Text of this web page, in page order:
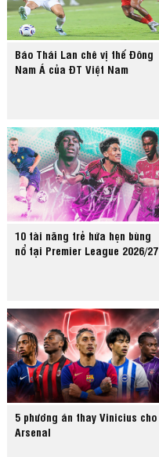
Báo Thái Lan chê vị thế Đông
Nam Á của ĐT Việt Nam
10 tài năng trẻ hứa hẹn bùng
nổ tại Premier League 2026/27
5 phương án thay Vinicius cho
Arsenal